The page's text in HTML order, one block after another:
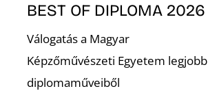
BEST OF DIPLOMA 2026
Válogatás a Magyar
Képzőművészeti Egyetem legjobb
diplomaműveiből